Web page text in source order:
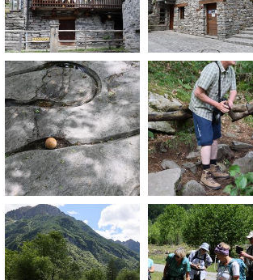
20260603105041-00.jpg 20260603105103-
20260603110452-00.jpg 20260603110624-